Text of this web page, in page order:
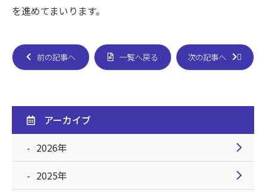
を進めてまいります。
前の記事へ 一覧へ戻る 次の記事へ
アーカイブ
2026年
chevron_right
2025年 chevron_right